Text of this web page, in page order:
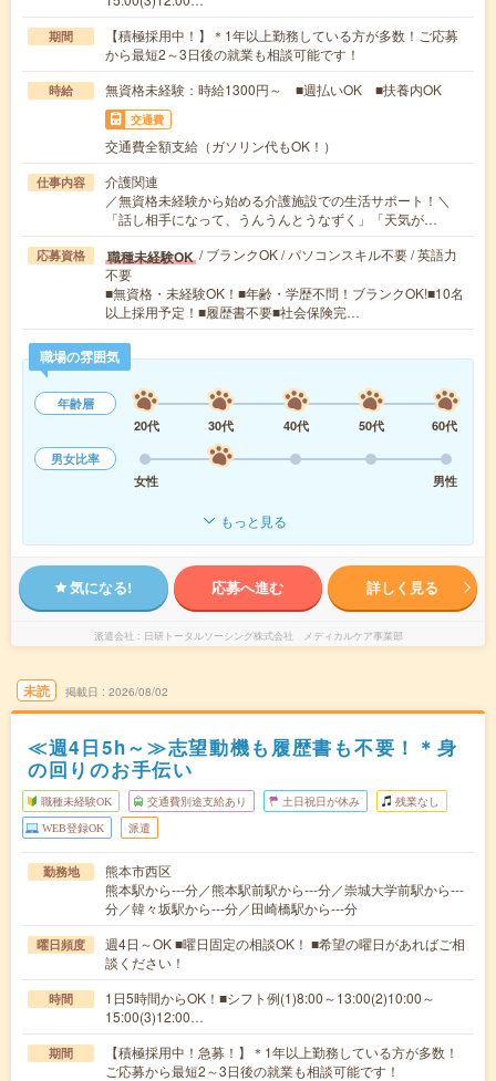
期間
【積極採用中！】＊1年以上勤務している方が多数！ご応募
から最短2～3日後の就業も相談可能です！
時給 無資格未経験：時給1300円～ ■週払いOK ■扶養内OK
交通費
交通費全額支給（ガソリン代もOK！）
仕事内容
介護関連
／無資格未経験から始める介護施設での生活サポート！＼
「話し相手になって、うんうんとうなずく」「天気が…
応募資格 職種未経験OK / ブランクOK / パソコンスキル不要 / 英語力
不要
■無資格・未経験OK！■年齢・学歴不問！ブランクOK!■10名
以上採用予定！■履歴書不要■社会保険完…
職場の雰囲気
年齢層
20代
30代 40代 50代
60代
男女比率
女性
男性
もっと見る
気になる! 応募へ進む 詳しく見る
派遣会社 日研トータルソーシング株式会社 メディカルケア事業部
未読 掲載日 2026/08/02
≪週4日5h～≫志望動機も履歴書も不要！＊身
の回りのお手伝い
職種未経験OK 交通費別途支給あり 土日祝日が休み 残業なし
WEB登録OK 派遣
勤務地
熊本市西区
熊本駅から---分／熊本駅前駅から---分／崇城大学前駅から---
分／韓々坂駅から---分／田崎橋駅から---分
曜日頻度
週4日～OK ■曜日固定の相談OK！ ■希望の曜日があればご相
談ください！
時間
1日5時間からOK！■シフト例(1)8:00～13:00(2)10:00～
15:00(3)12:00…
期間
【積極採用中！急募！】＊1年以上勤務している方が多数！
ご応募から最短2～3日後の就業も相談可能です！